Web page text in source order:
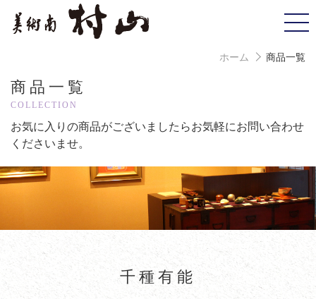
ホーム 商品一覧
商品一覧
COLLECTION
お気に入りの商品がございましたらお気軽にお問い合わせ
くださいませ。
千種有能